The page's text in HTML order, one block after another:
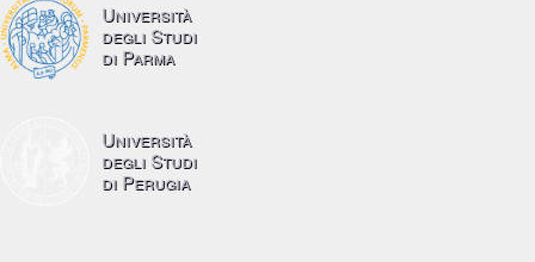
Università
degli Studi
di Parma
Università
degli Studi
di Perugia